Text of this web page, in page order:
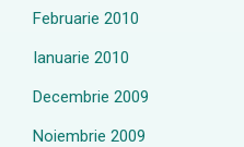
Februarie 2010
Ianuarie 2010
Decembrie 2009
Noiembrie 2009